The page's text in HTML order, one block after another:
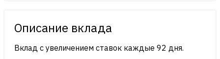
Описание вклада
Вклад с увеличением ставок каждые 92 дня.